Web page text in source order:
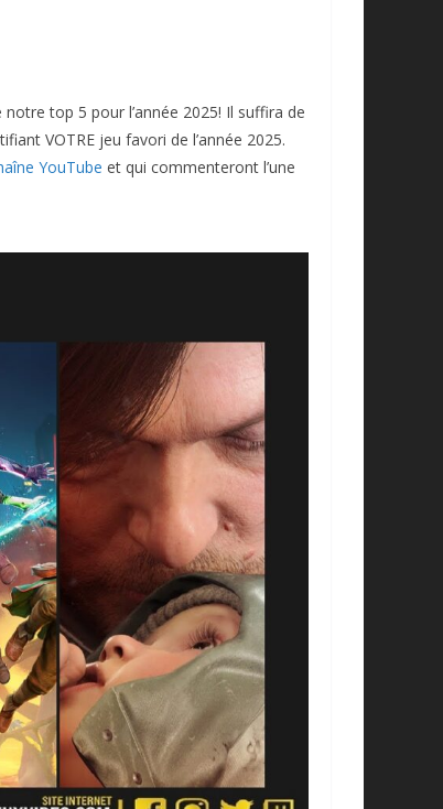
top 5 pour l’année 2025! Il suffira de
VOTRE jeu favori de l’année 2025.
YouTube et qui commenteront l’une